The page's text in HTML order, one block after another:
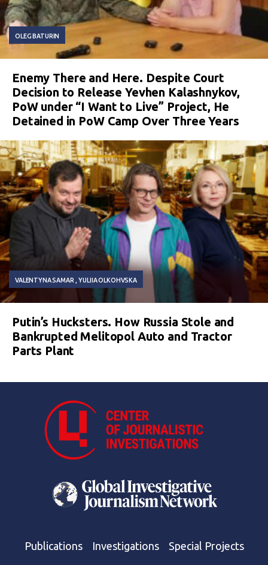
OLEG BATURIN
Enemy There and Here. Despite Court
Decision to Release Yevhen Kalashnykov,
PoW under “I Want to Live” Project, He
Detained in PoW Camp Over Three Years
VALENTYNA SAMAR YULIIA OLKOHVSKA
Putin’s Hucksters. How Russia Stole and
Bankrupted Melitopol Auto and Tractor
Parts Plant
Publications Investigations Special Projects